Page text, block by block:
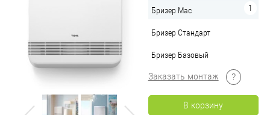
Бризер Mac
Бризер Стандарт
Бризер Базовый
Заказать монтаж ?
В корзину